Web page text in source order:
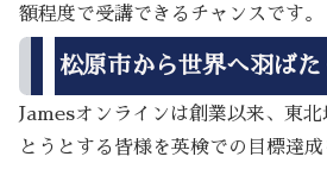
額程度で受講できるチャンスです。
松原市から世界へ羽ばた
Jamesオンラインは創業以来、東
とうとする皆様を英検での目標達